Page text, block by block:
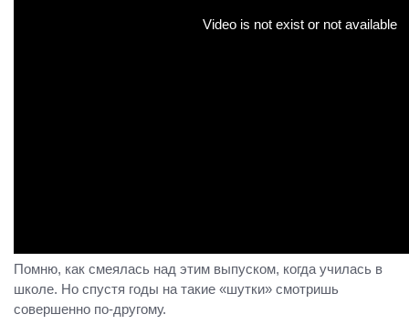
Помню, как смеялась над этим выпуском, когда училась в
школе. Но спустя годы на такие «шутки» смотришь
совершенно по-другому.